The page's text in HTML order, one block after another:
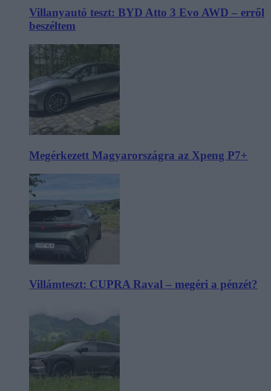
Villanyautó teszt: BYD Atto 3 Evo AWD – erről
beszéltem
Megérkezett Magyarországra az Xpeng P7+
Villámteszt: CUPRA Raval – megéri a pénzét?